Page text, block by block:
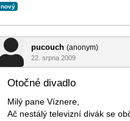
nový
pucouch (anonym)
22. srpna 2009
Otočné divadlo
Milý pane Víznere,
Ač nestálý televizní divák se